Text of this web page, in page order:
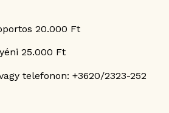
20.000 Ft
25.000 Ft
telefonon: +3620/2323-252